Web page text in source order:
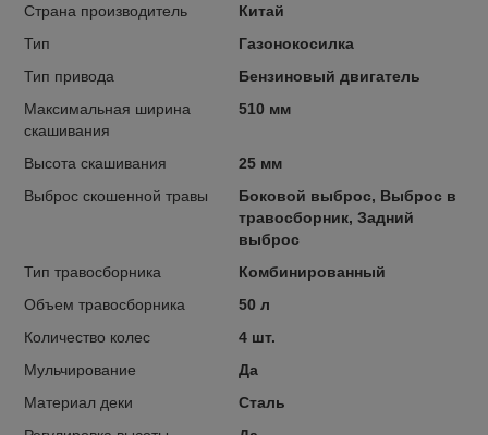
Страна производитель
Китай
Тип
Газонокосилка
Тип привода
Бензиновый двигатель
Максимальная ширина
скашивания
510 мм
Высота скашивания
25 мм
Выброс скошенной травы
Боковой выброс, Выброс в
травосборник, Задний
выброс
Тип травосборника
Комбинированный
Объем травосборника
50 л
Количество колес
4 шт.
Мульчирование
Да
Материал деки
Сталь